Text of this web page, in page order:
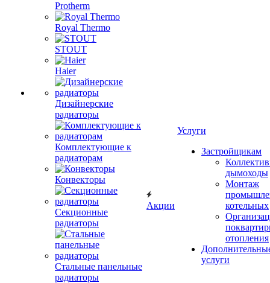
Protherm
Royal Thermo
STOUT
Haier
Дизайнерские
радиаторы
Комплектующие к
радиаторам
Конвекторы
Секционные
радиаторы
Стальные панельные
радиаторы
Акции
Услуги
Застройщикам
дымоходы
Монтаж
котельных
отопления
услуги